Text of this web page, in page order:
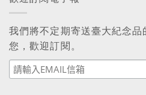
我們將不定期寄送臺大紀念品
您，歡迎訂閱。